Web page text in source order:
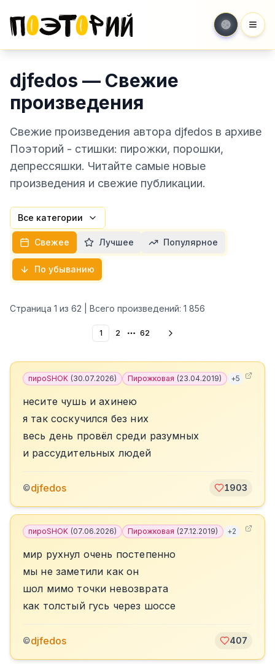
djfedos — Свежие
произведения
Свежие произведения автора djfedos в архиве
Поэторий - стишки: пирожки, порошки,
депрессяшки. Читайте самые новые
произведения и свежие публикации.
Все категории
Свежее Лучшее Популярное
По убыванию
Страница 1 из 62 | Всего произведений: 1 856
1 2 More pages
62
пироSHOK (30.07.2026) Пирожковая (23.04.2019) +5
несите чушь и ахинею
я так соскучился без них
весь день провёл среди разумных
и рассудительных людей
©djfedos 1903
пироSHOK (07.06.2026) Пирожковая (27.12.2019) +2
мир рухнул очень постепенно
мы не заметили как он
шол мимо точки невозврата
как толстый гусь через шоссе
©djfedos 407